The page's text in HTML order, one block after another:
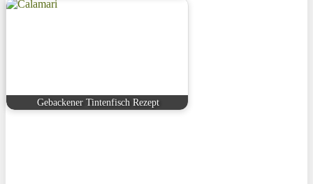
Gebackener Tintenfisch Rezept